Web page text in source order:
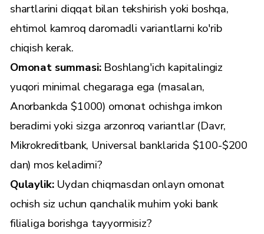
shartlarini diqqat bilan tekshirish yoki boshqa,
ehtimol kamroq daromadli variantlarni ko'rib
chiqish kerak.
Omonat summasi: Boshlang'ich kapitalingiz
yuqori minimal chegaraga ega (masalan,
Anorbankda $1000) omonat ochishga imkon
beradimi yoki sizga arzonroq variantlar (Davr,
Mikrokreditbank, Universal banklarida $100-$200
dan) mos keladimi?
Qulaylik: Uydan chiqmasdan onlayn omonat
ochish siz uchun qanchalik muhim yoki bank
filialiga borishga tayyormisiz?